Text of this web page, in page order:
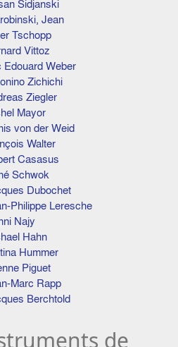
Sidjanski
Jean
Tschopp
Vittoz
Edouard Weber
Zichichi
Ziegler
Mayor
von der Weid
Walter
Casasus
Schwok
Dubochet
Philippe Leresche
Najy
Hahn
Hummer
Piguet
Marc Rapp
Berchtold
de